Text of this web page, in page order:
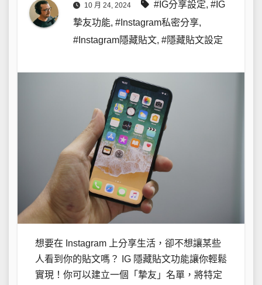
10 月 24, 2024 #IG分享設定, #IG
摯友功能, #Instagram私密分享,
#Instagram隱藏貼文, #隱藏貼文設定
想要在 Instagram 上分享生活，卻不想讓某些
人看到你的貼文嗎？ IG 隱藏貼文功能讓你輕鬆
實現！你可以建立一個「摯友」名單，將特定